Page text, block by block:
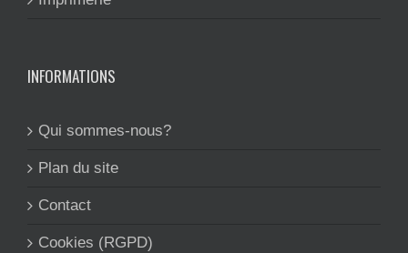
INFORMATIONS
Qui sommes-nous?
Plan du site
Contact
Cookies (RGPD)